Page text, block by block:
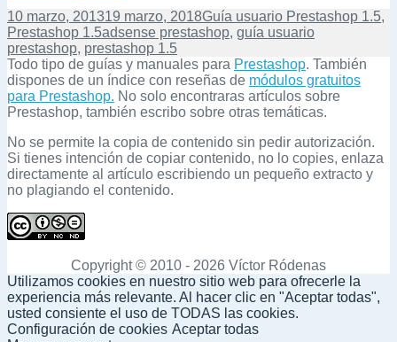
Publicado
el
10 marzo, 201319 marzo, 2018Categorías
Guía usuario Prestashop 1.5,
Prestashop 1.5Etiquetas
adsense prestashop, guía usuario
prestashop, prestashop 1.5
Todo tipo de guías y manuales para Prestashop. También
dispones de un índice con reseñas de módulos gratuitos
para Prestashop. No solo encontraras artículos sobre
Prestashop, también escribo sobre otras temáticas.
No se permite la copia de contenido sin pedir autorización.
Si tienes intención de copiar contenido, no lo copies, enlaza
directamente al artículo escribiendo un pequeño extracto y
no plagiando el contenido.
Copyright © 2010 - 2026 Víctor Ródenas
Utilizamos cookies en nuestro sitio web para ofrecerle la
experiencia más relevante. Al hacer clic en "Aceptar todas",
usted consiente el uso de TODAS las cookies.
Configuración de cookies Aceptar todas